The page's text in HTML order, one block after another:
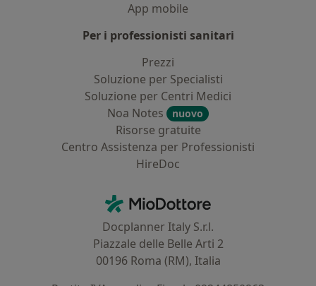
App mobile
Per i professionisti sanitari
Prezzi
Soluzione per Specialisti
Soluzione per Centri Medici
Noa Notes
nuovo
Risorse gratuite
Centro Assistenza per Professionisti
HireDoc
MioDottore - Homepage
Docplanner Italy S.r.l.
Piazzale delle Belle Arti 2
00196 Roma (RM), Italia